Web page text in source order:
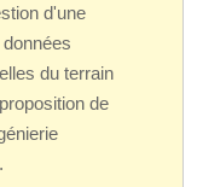
d'une
du terrain
de